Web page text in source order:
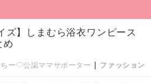
ズ】しまむら浴衣ワンピース
め
ー♡公認ママサポーター | ファッション